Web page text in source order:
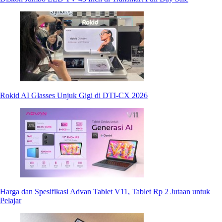
Rokid AI Glasses Unjuk Gigi di DTI-CX 2026
Harga dan Spesifikasi Advan Tablet V11, Tablet Rp 2 Jutaan untuk
Pelajar